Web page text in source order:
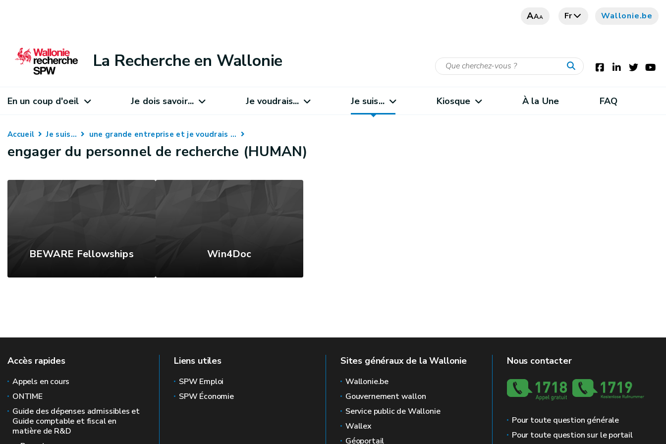
AAA Fr Wallonie.be
La Recherche en Wallonie
En un coup d'oeil Je dois savoir... Je voudrais... Je suis... Kiosque À la Une FAQ
Accueil Je suis... une grande entreprise et je voudrais ...
engager du personnel de recherche (HUMAN)
BEWARE Fellowships Win4Doc
Accès rapides
Appels en cours
ONTIME
Guide des dépenses admissibles et
Guide comptable et fiscal en
matière de R&D
Liens utiles
SPW Emploi
SPW Économie
Sites généraux de la Wallonie
Wallonie.be
Gouvernement wallon
Service public de Wallonie
Wallex
Géoportail
Nous contacter
Pour toute question générale
Pour toute question sur le portail